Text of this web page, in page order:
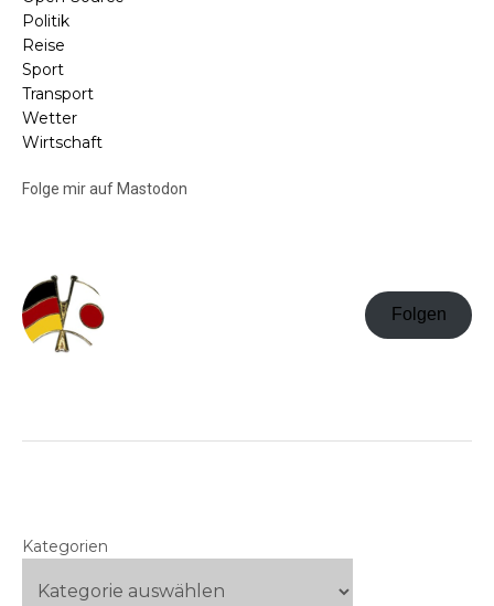
Politik
Reise
Sport
Transport
Wetter
Wirtschaft
Folge mir auf Mastodon
Folgen
Kategorien